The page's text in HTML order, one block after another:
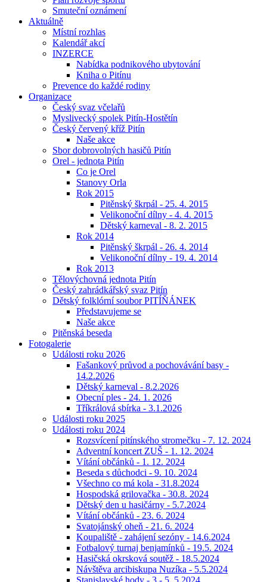
Smuteční oznámení
Aktuálně
Místní rozhlas
Kalendář akcí
INZERCE
Nabídka podnikového ubytování
Kniha o Pitínu
Prevence do každé rodiny
Organizace
Český svaz včelařů
Myslivecký spolek Pitín-Hostětín
Český červený kříž Pitín
Naše akce
Sbor dobrovolných hasičů Pitín
Orel - jednota Pitín
Co je Orel
Stanovy Orla
Rok 2015
Pitěnský škrpál - 25. 4. 2015
Velikonoční dílny - 4. 4. 2015
Dětský karneval - 8. 2. 2015
Rok 2014
Pitěnský škrpál - 26. 4. 2014
Velikonoční dílny - 19. 4. 2014
Rok 2013
Tělovýchovná jednota Pitín
Český zahrádkářský svaz Pitín
Dětský folklórní soubor PITÍŇÁNEK
Představujeme se
Naše akce
Pitěnská beseda
Fotogalerie
Události roku 2026
Fašankový průvod a pochovávání basy -
14.2.2026
Dětský karneval - 8.2.2026
Obecní ples - 24. 1. 2026
Tříkrálová sbírka - 3.1.2026
Události roku 2025
Události roku 2024
Rozsvícení pitínského stromečku - 7. 12. 2024
Adventní koncert ZUŠ - 1. 12. 2024
Vítání občánků - 1. 12. 2024
Beseda s důchodci - 9. 10. 2024
Všechno co má kola - 31.8.2024
Hospodská grilovačka - 30.8. 2024
Dětský den u hasičárny - 5.7.2024
Vítání občánků - 23. 6. 2024
Svatojánský oheň - 21. 6. 2024
Koupaliště - zahájení sezóny - 14.6.2024
Fotbalový turnaj benjamínků - 19.5. 2024
Hasičská okrsková soutěž - 18.5.2024
Návštěva arcibiskupa Nuzíka - 5.5.2024
Stanislavské hody - 3.- 5. 5.2024